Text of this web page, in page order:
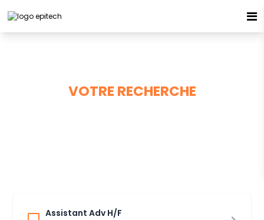
VOTRE RECHERCHE
Assistant Adv H/F